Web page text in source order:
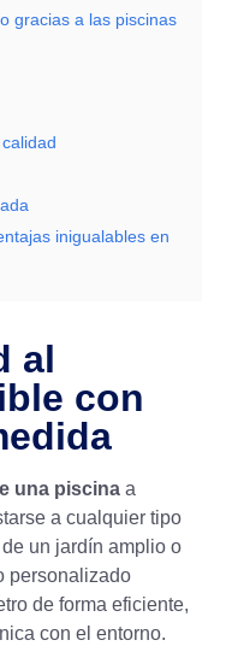
gracias a las piscinas
inigualables en
al
con
una piscina a
a cualquier tipo
un jardín amplio o
personalizado
de forma eficiente,
con el entorno.